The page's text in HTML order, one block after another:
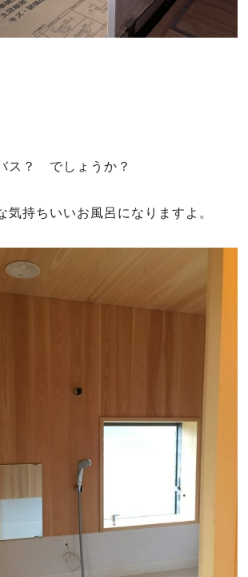
ス？ でしょうか？
気持ちいいお風呂になりますよ。